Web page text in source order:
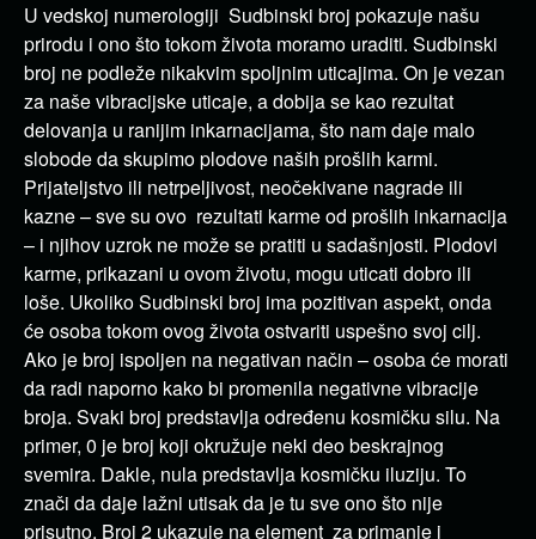
U vedskoj numerologiji Sudbinski broj pokazuje našu
prirodu i ono što tokom života moramo uraditi. Sudbinski
broj ne podleže nikakvim spoljnim uticajima. On je vezan
za naše vibracijske uticaje, a dobija se kao rezultat
delovanja u ranijim inkarnacijama, što nam daje malo
slobode da skupimo plodove naših prošlih karmi.
Prijateljstvo ili netrpeljivost, neočekivane nagrade ili
kazne – sve su ovo rezultati karme od prošlih inkarnacija
– i njihov uzrok ne može se pratiti u sadašnjosti. Plodovi
karme, prikazani u ovom životu, mogu uticati dobro ili
loše. Ukoliko Sudbinski broj ima pozitivan aspekt, onda
će osoba tokom ovog života ostvariti uspešno svoj cilj.
Ako je broj ispoljen na negativan način – osoba će morati
da radi naporno kako bi promenila negativne vibracije
broja. Svaki broj predstavlja određenu kosmičku silu. Na
primer, 0 je broj koji okružuje neki deo beskrajnog
svemira. Dakle, nula predstavlja kosmičku iluziju. To
znači da daje lažni utisak da je tu sve ono što nije
prisutno. Broj 2 ukazuje na element za primanje i